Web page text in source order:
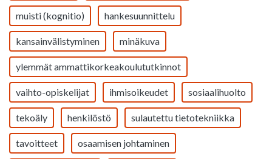
muisti (kognitio) hankesuunnittelu
kansainvälistyminen minäkuva
ylemmät ammattikorkeakoulututkinnot
vaihto-opiskelijat ihmisoikeudet sosiaalihuolto
tekoäly henkilöstö sulautettu tietotekniikka
tavoitteet osaamisen johtaminen